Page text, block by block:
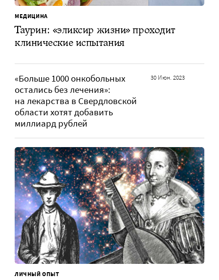
МЕДИЦИНА
Таурин: «эликсир жизни» проходит
клинические испытания
«Больше 1000 онкобольных
остались без лечения»:
на лекарства в Свердловской
области хотят добавить
миллиард рублей
30 Июн. 2023
ЛИЧНЫЙ ОПЫТ